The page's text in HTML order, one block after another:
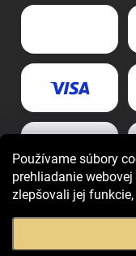
Používame súbory
prehliadanie
zlepšovali jej